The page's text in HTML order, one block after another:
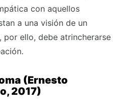
con aquellos
a una visión de un
ello, debe atrincherarse
(Ernesto
2017)